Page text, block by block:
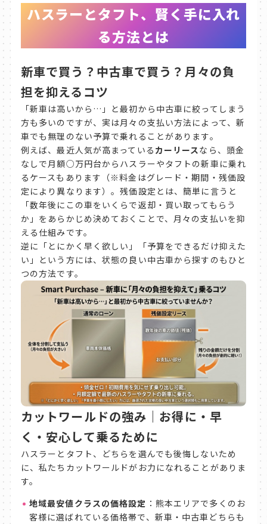
ハスラーとタフト、賢く手に入れ
る方法とは
新車で買う？中古車で買う？月々の負
担を抑えるコツ
「新車は高いから…」と最初から中古車に絞ってしまう
方も多いのですが、実は月々の支払い方法によって、新
車でも無理のない予算で乗れることがあります。
例えば、最近人気が高まっている カーリースなら、頭金
なしで月額○万円台からハスラーやタフトの新車に乗れ
るケースもあります（※料金はグレード・期間・残価設
定により異なります）。残価設定とは、簡単に言うと
「数年後にこの車をいくらで返却・買い取ってもらう
か」をあらかじめ決めておくことで、月々の支払いを抑
える仕組みです。
逆に「とにかく早く欲しい」「予算をできるだけ抑えた
い」という方には、状態の良い中古車から探すのもひと
つの方法です。
カットワールドの強み｜お得に・早
く・安心して乗るために
ハスラーとタフト、どちらを選んでも後悔しないため
に、私たちカットワールドがお力になれることがありま
す。
地域最安値クラスの価格設定 ：熊本エリアで多くのお
客様に選ばれている価格帯で、新車・中古車どちらも